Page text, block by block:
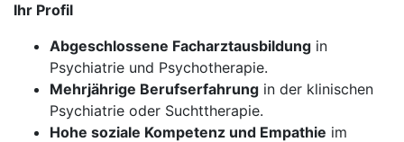
Ihr Profil
Abgeschlossene Facharztausbildung in
Psychiatrie und Psychotherapie.
Mehrjährige Berufserfahrung in der klinischen
Psychiatrie oder Suchttherapie.
Hohe soziale Kompetenz und Empathie im